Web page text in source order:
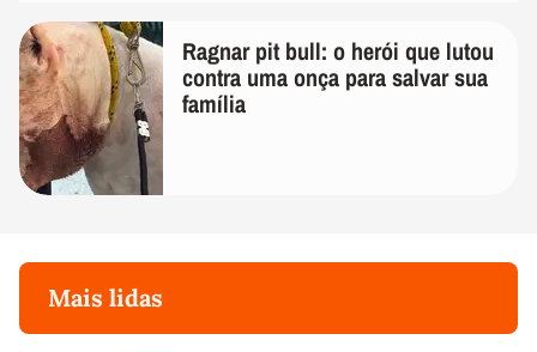
Ragnar pit bull: o herói que lutou
contra uma onça para salvar sua
família
Mais lidas